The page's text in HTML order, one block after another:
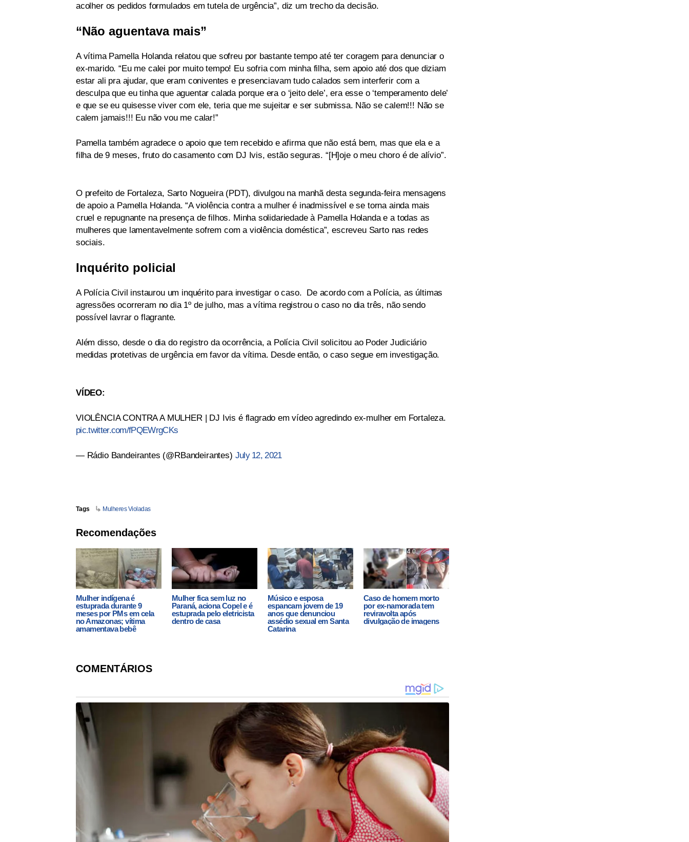
acolher os pedidos formulados em tutela de urgência”, diz um trecho da decisão.
“Não aguentava mais”
A vítima Pamella Holanda relatou que sofreu por bastante tempo até ter coragem para denunciar o
ex-marido. “Eu me calei por muito tempo! Eu sofria com minha filha, sem apoio até dos que diziam
estar ali pra ajudar, que eram coniventes e presenciavam tudo calados sem interferir com a
desculpa que eu tinha que aguentar calada porque era o ‘jeito dele’, era esse o ‘temperamento dele’
e que se eu quisesse viver com ele, teria que me sujeitar e ser submissa. Não se calem!!! Não se
calem jamais!!! Eu não vou me calar!”
Pamella também agradece o apoio que tem recebido e afirma que não está bem, mas que ela e a
filha de 9 meses, fruto do casamento com DJ Ivis, estão seguras. “[H]oje o meu choro é de alívio”.
O prefeito de Fortaleza, Sarto Nogueira (PDT), divulgou na manhã desta segunda-feira mensagens
de apoio a Pamella Holanda. “A violência contra a mulher é inadmissível e se torna ainda mais
cruel e repugnante na presença de filhos. Minha solidariedade à Pamella Holanda e a todas as
mulheres que lamentavelmente sofrem com a violência doméstica”, escreveu Sarto nas redes
sociais.
Inquérito policial
A Polícia Civil instaurou um inquérito para investigar o caso. De acordo com a Polícia, as últimas
agressões ocorreram no dia 1º de julho, mas a vítima registrou o caso no dia três, não sendo
possível lavrar o flagrante.
Além disso, desde o dia do registro da ocorrência, a Polícia Civil solicitou ao Poder Judiciário
medidas protetivas de urgência em favor da vítima. Desde então, o caso segue em investigação.
VÍDEO:
VIOLÊNCIA CONTRA A MULHER | DJ Ivis é flagrado em vídeo agredindo ex-mulher em Fortaleza.
pic.twitter.com/fPQEWrgCKs
— Rádio Bandeirantes (@RBandeirantes) July 12, 2021
Tags Mulheres Violadas
Recomendações
Mulher indígena é
estuprada durante 9
meses por PMs em cela
no Amazonas; vítima
amamentava bebê
Mulher fica sem luz no
Paraná, aciona Copel e é
estuprada pelo eletricista
dentro de casa
Músico e esposa
espancam jovem de 19
anos que denunciou
assédio sexual em Santa
Catarina
Caso de homem morto
por ex-namorada tem
reviravolta após
divulgação de imagens
COMENTÁRIOS